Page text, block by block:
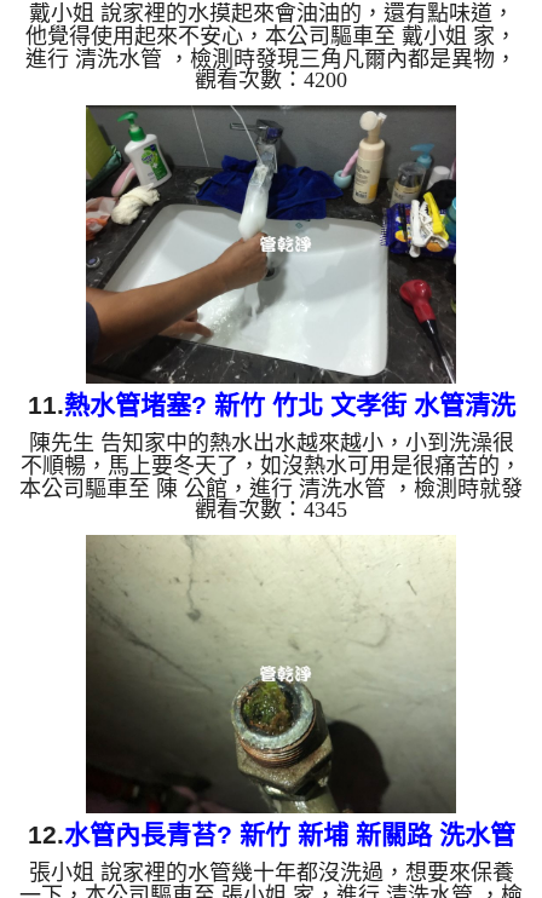
戴小姐 說家裡的水摸起來會油油的，還有點味道，
他覺得使用起來不安心，本公司驅車至 戴小姐 家，
進行 清洗水管 ，檢測時發現三角凡爾內都是異物，
本公司架起 高周波水管清洗機，灌入 檸檬酸水 至管
路裡面，等了約15分，開啟 水管清洗機 ，啟動 螺旋
波 模式，一開始就洗出白色髒水，也噴出一堆異物
在流理臺，如下影片，一個多小時後， 水管洗乾淨
了，水不會油油的了!! 如是自來水，如水管老化，會
產生鐵鏽跟泥沙堆積，洗出來的水就會是咖啡色，地
下水含有氧化錳，管壁上會結成黑色管垢，洗出來的
水會跟石油一樣黑...
觀看次數：4200
11.熱水管堵塞? 新竹 竹北 文孝街 水管清洗
陳先生 告知家中的熱水出水越來越小，小到洗澡很
不順暢，馬上要冬天了，如沒熱水可用是很痛苦的，
本公司驅車至 陳 公館，進行 清洗水管 ，檢測時就發
現濾嘴上的白色異物，本公司架起 高周波水管清洗
機，灌入 檸檬酸水 至管路裡面，等了約15分，開
啟 水管清洗機 ，啟動 螺旋波 模式，一下就洗出淡黃
色髒水，源源不絕，如下影片，一個小時後， 熱水
水量明顯變大了!! 如是自來水，如水管老化，會產生
鐵鏽跟泥沙堆積，洗出來的水就會是咖啡色，地下水
含有氧化錳，管壁上會結成黑色管垢，洗出來的水會
跟石油一樣黑，有...
觀看次數：4345
12.水管內長青苔? 新竹 新埔 新關路 洗水管
張小姐 說家裡的水管幾十年都沒洗過，想要來保養